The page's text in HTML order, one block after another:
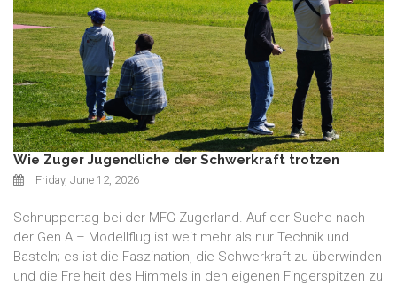
Wie Zuger Jugendliche der Schwerkraft trotzen
Friday, June 12, 2026
Schnuppertag bei der MFG Zugerland. Auf der Suche nach
der Gen A – Modellflug ist weit mehr als nur Technik und
Basteln; es ist die Faszination, die Schwerkraft zu überwinden
und die Freiheit des Himmels in den eigenen Fingerspitzen zu